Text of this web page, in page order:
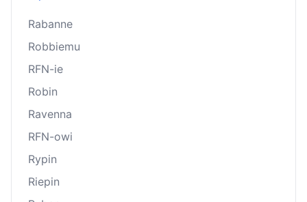
Rabanne
Robbiemu
RFN-ie
Robin
Ravenna
RFN-owi
Rypin
Riepin